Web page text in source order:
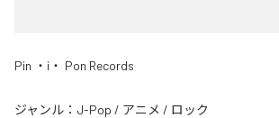
Pin ・i・ Pon Records
ジャンル： J-Pop / アニメ / ロック